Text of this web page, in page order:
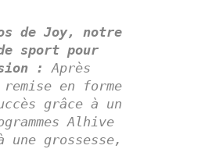
de Joy, notre
sport pour
: Après
en forme
grâce à un
Alhive
une grossesse,